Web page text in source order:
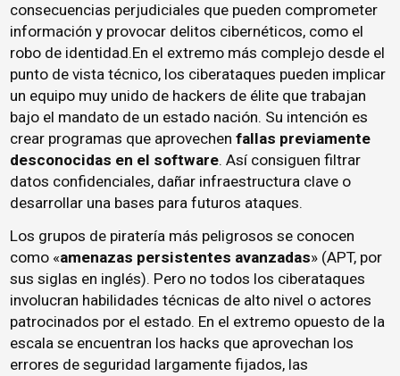
consecuencias perjudiciales que pueden comprometer
información y provocar delitos cibernéticos, como el
robo de identidad.En el extremo más complejo desde el
punto de vista técnico, los ciberataques pueden implicar
un equipo muy unido de hackers de élite que trabajan
bajo el mandato de un estado nación. Su intención es
crear programas que aprovechenfallas previamente
desconocidas en el software. Así consiguen filtrar
datos confidenciales, dañar infraestructura clave o
desarrollar una bases para futuros ataques.
Los grupos de piratería más peligrosos se conocen
como «amenazas persistentes avanzadas» (APT, por
sus siglas en inglés). Pero no todos los ciberataques
involucran habilidades técnicas de alto nivel o actores
patrocinados por el estado. En el extremo opuesto de la
escala se encuentran los hacks que aprovechan los
errores de seguridad largamente fijados, las